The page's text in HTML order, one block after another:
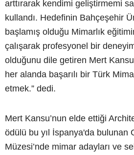
arttırarak kendimi geliştirmemi
kullandı. Hedefinin Bahçeşehir
başlamış olduğu Mimarlık
çalışarak profesyonel bir
olduğunu dile getiren Mert
her alanda başarılı bir Türk
etmek.” dedi.
Mert Kansu’nun elde ettiği
ödülü bu yıl İspanya'da bulunan
Müzesi’nde mimar adayları ve